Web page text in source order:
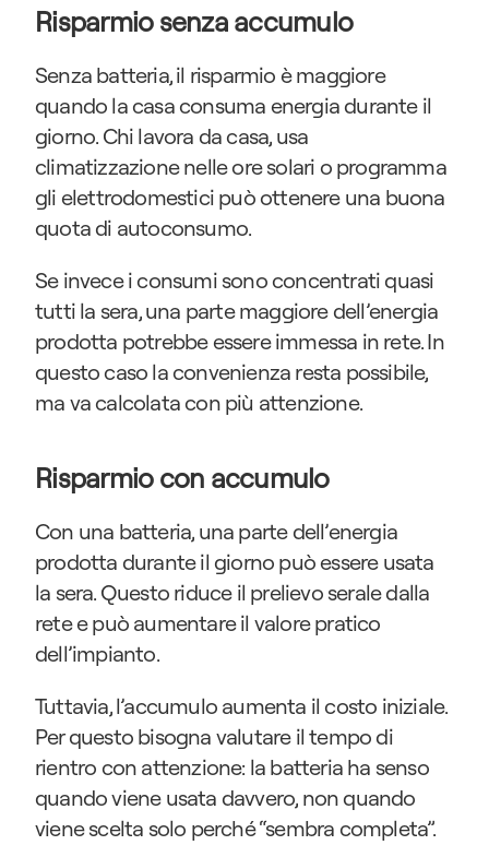
Risparmio senza accumulo
Senza batteria, il risparmio è maggiore
quando la casa consuma energia durante il
giorno. Chi lavora da casa, usa
climatizzazione nelle ore solari o programma
gli elettrodomestici può ottenere una buona
quota di autoconsumo.
Se invece i consumi sono concentrati quasi
tutti la sera, una parte maggiore dell’energia
prodotta potrebbe essere immessa in rete. In
questo caso la convenienza resta possibile,
ma va calcolata con più attenzione.
Risparmio con accumulo
Con una batteria, una parte dell’energia
prodotta durante il giorno può essere usata
la sera. Questo riduce il prelievo serale dalla
rete e può aumentare il valore pratico
dell’impianto.
Tuttavia, l’accumulo aumenta il costo iniziale.
Per questo bisogna valutare il tempo di
rientro con attenzione: la batteria ha senso
quando viene usata davvero, non quando
viene scelta solo perché “sembra completa”.